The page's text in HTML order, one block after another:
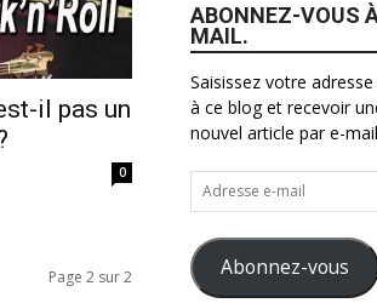
il pas un
0
Page 2 sur 2
ABONNEZ-VOUS
MAIL.
Saisissez votre
à ce blog et recevoir
nouvel article par e-
Adresse
e-
mail
Abonnez-vous